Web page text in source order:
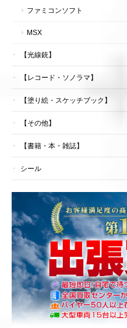
ファミコンソフト
MSX
【光線銃】
【レコード・ソノラマ】
【塗り絵・スケッチブック】
【その他】
【書籍・本・雑誌】
シール